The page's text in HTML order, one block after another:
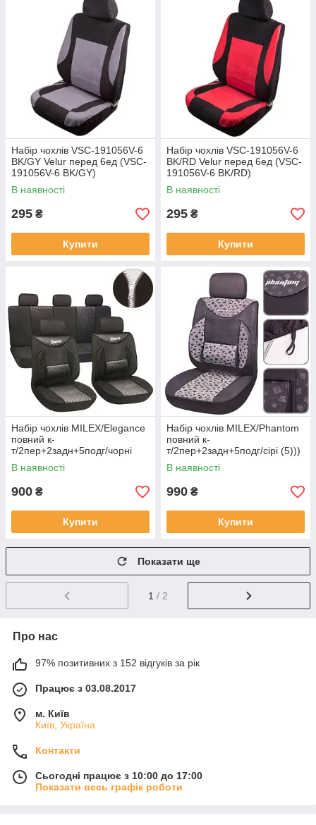
Набір чохлів VSC-191056V-6
BK/GY Velur перед 6ед (VSC-
191056V-6 BK/GY)
В наявності
295 ₴
Купити
Набір чохлів VSC-191056V-6
BK/RD Velur перед 6ед (VSC-
191056V-6 BK/RD)
В наявності
295 ₴
Купити
Набір чохлів MILEX/Elegance
повний к-
т/2пер+2задн+5подг/чорні
(5)))
В наявності
900 ₴
Купити
Набір чохлів MILEX/Phantom
повний к-
т/2пер+2задн+5подг/сірі (5)))
В наявності
990 ₴
Купити
Показати ще
1 / 2
Про нас
97% позитивних з 152 відгуків за рік
Працює з 03.08.2017
м. Київ
Київ, Україна
Контакти
Сьогодні працює з 10:00 до 17:00
Показати весь графік роботи